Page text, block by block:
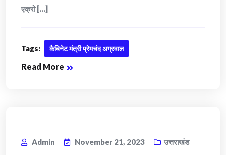
एक्रो [...]
Tags: कैबिनेट मंत्री प्रेमचंद अग्रवाल
Read More
Admin November 21, 2023 उत्तराखंड